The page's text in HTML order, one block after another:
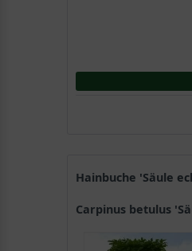
Hainbuche 'Säule
Carpinus betulus